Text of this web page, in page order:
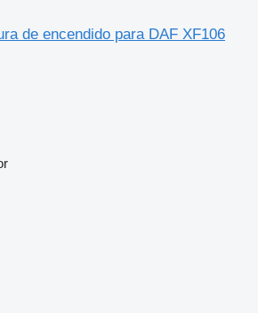
de encendido para DAF XF106